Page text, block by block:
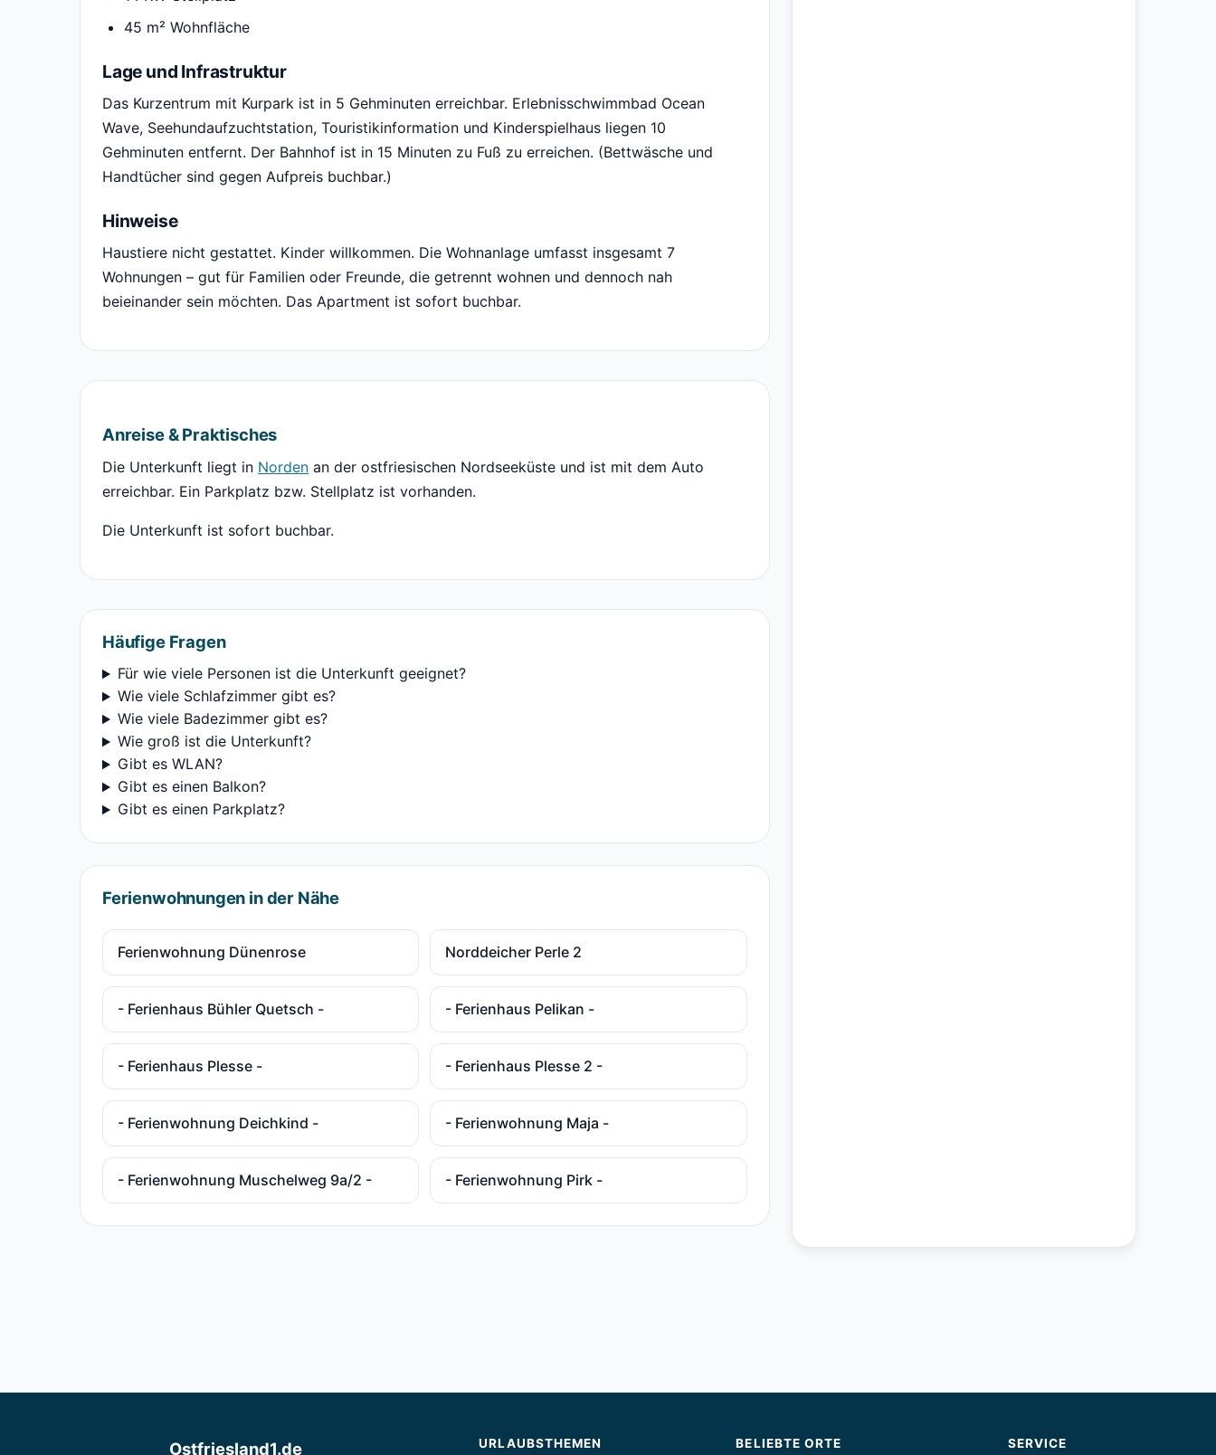
45 m² Wohnfläche
Lage und Infrastruktur
Das Kurzentrum mit Kurpark ist in 5 Gehminuten erreichbar. Erlebnisschwimmbad Ocean
Wave, Seehundaufzuchtstation, Touristikinformation und Kinderspielhaus liegen 10
Gehminuten entfernt. Der Bahnhof ist in 15 Minuten zu Fuß zu erreichen. (Bettwäsche und
Handtücher sind gegen Aufpreis buchbar.)
Hinweise
Haustiere nicht gestattet. Kinder willkommen. Die Wohnanlage umfasst insgesamt 7
Wohnungen – gut für Familien oder Freunde, die getrennt wohnen und dennoch nah
beieinander sein möchten. Das Apartment ist sofort buchbar.
Anreise & Praktisches
Die Unterkunft liegt in Norden an der ostfriesischen Nordseeküste und ist mit dem Auto
erreichbar. Ein Parkplatz bzw. Stellplatz ist vorhanden.
Die Unterkunft ist sofort buchbar.
Häufige Fragen
Für wie viele Personen ist die Unterkunft geeignet?
Wie viele Schlafzimmer gibt es?
Wie viele Badezimmer gibt es?
Wie groß ist die Unterkunft?
Gibt es WLAN?
Gibt es einen Balkon?
Gibt es einen Parkplatz?
Ferienwohnungen in der Nähe
Ferienwohnung Dünenrose Norddeicher Perle 2
- Ferienhaus Bühler Quetsch - - Ferienhaus Pelikan -
- Ferienhaus Plesse - - Ferienhaus Plesse 2 -
- Ferienwohnung Deichkind - - Ferienwohnung Maja -
- Ferienwohnung Muschelweg 9a/2 - - Ferienwohnung Pirk -
Ostfriesland1.de URLAUBSTHEMEN BELIEBTE ORTE SERVICE